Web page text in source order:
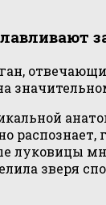
распознает,
луковицы
зверя